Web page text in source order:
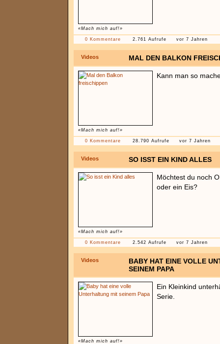
«Mach mich auf!»
0 Kommentare 2.761 Aufrufe vor 7 Jahren
Videos MAL DEN BALKON
«Mach mich auf!»
Kann man so
0 Kommentare 28.790 Aufrufe vor 7 Jahren
Videos SO ISST EIN KIND ALLES
«Mach mich auf!»
Möchtest du noch
oder ein Eis?
0 Kommentare 2.542 Aufrufe vor 7 Jahren
Videos
BABY HAT EINE VOLLE
SEINEM PAPA
«Mach mich auf!»
Ein Kleinkind
Serie.